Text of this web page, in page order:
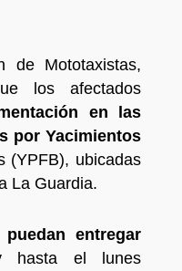
de Mototaxistas,
los afectados
en las
por Yacimientos
(YPFB), ubicadas
La Guardia.
entregar
hasta el lunes